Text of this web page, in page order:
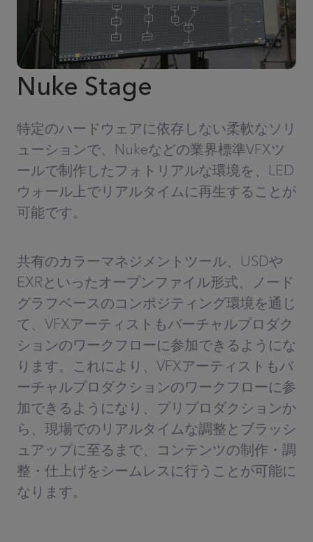
Nuke Stage
特定のハードウェアに依存しない柔軟なソリ
ューションで、Nukeなどの業界標準VFXツ
ールで制作したフォトリアルな環境を、LED
ウォール上でリアルタイムに再生することが
可能です。
共有のカラーマネジメントツール、USDや
EXRといったオープンファイル形式、ノード
グラフベースのコンポジティング環境を通じ
て、VFXアーティストもバーチャルプロダク
ションのワークフローに参加できるようにな
ります。これにより、VFXアーティストもバ
ーチャルプロダクションのワークフローに参
加できるようになり、プリプロダクションか
ら、現場でのリアルタイムな調整とブラッシ
ュアップに至るまで、コンテンツの制作・調
整・仕上げをシームレスに行うことが可能に
なります。